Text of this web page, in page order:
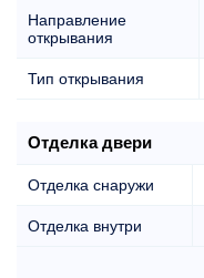
Направление
открывания
Тип открывания
Отделка двери
Отделка снаружи
Отделка внутри